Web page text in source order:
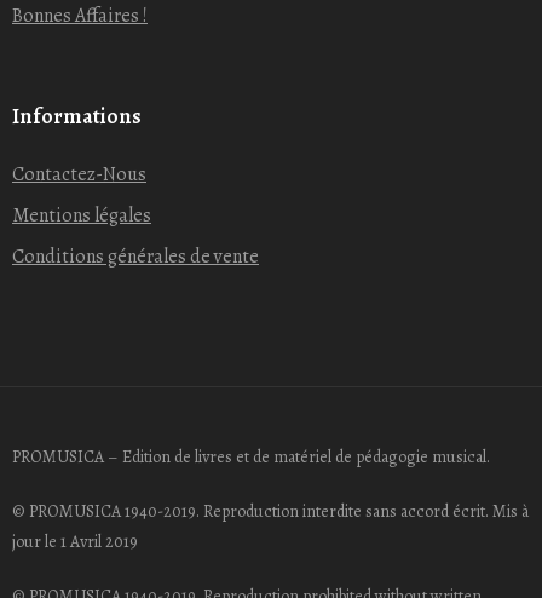
Bonnes Affaires !
Informations
Contactez-Nous
Mentions légales
Conditions générales de vente
PROMUSICA – Edition de livres et de matériel de pédagogie musical.
© PROMUSICA 1940-2019. Reproduction interdite sans accord écrit. Mis à
jour le 1 Avril 2019